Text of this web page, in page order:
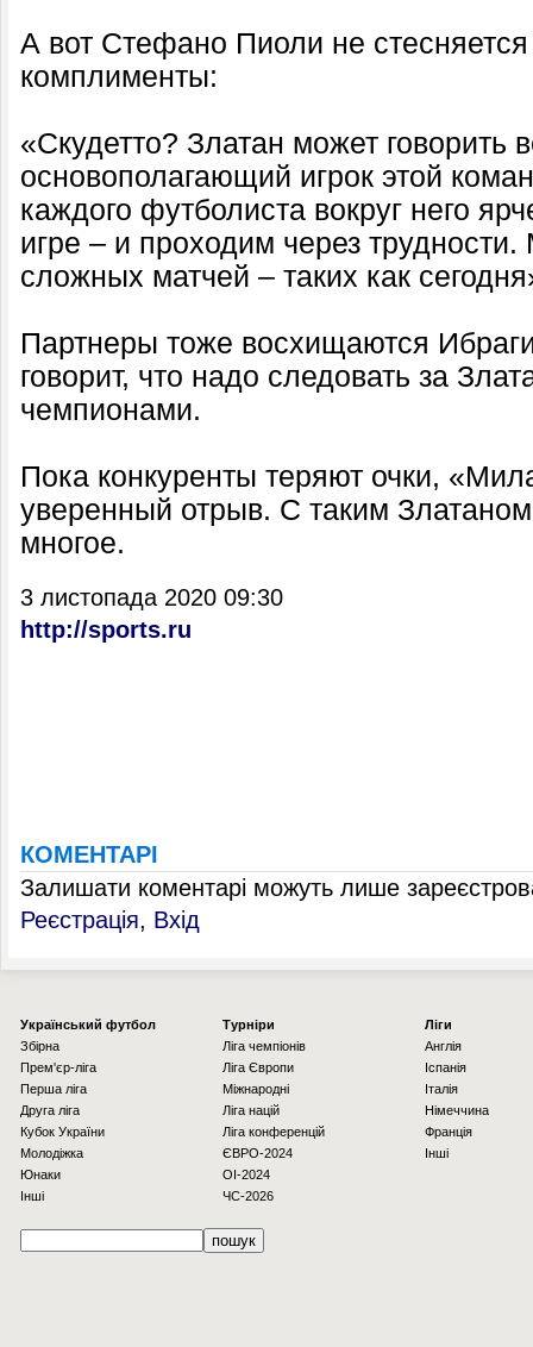
А вот Стефано Пиоли не
комплименты:
«Скудетто? Златан может говорить
основополагающий игрок этой
каждого футболиста вокруг него
игре – и проходим через
сложных матчей – таких как
Партнеры тоже восхищаются
говорит, что надо следовать за
чемпионами.
Пока конкуренты теряют очки,
уверенный отрыв. С таким
многое.
3 листопада 2020 09:30
http://sports.ru
КОМЕНТАРІ
Залишати коментарі можуть лише
Реєстрація, Вхід
Українcький футбол
Збірна
Прем'єр-ліга
Перша ліга
Друга ліга
Кубок України
Молодіжка
Юнаки
Інші
Турніри
Ліга чемпіонів
Ліга Європи
Міжнародні
Ліга націй
Ліга конференцій
ЄВРО-2024
OI-2024
ЧС-2026
Ліги
Англія
Іспанія
Італія
Німеччина
Франція
Інші